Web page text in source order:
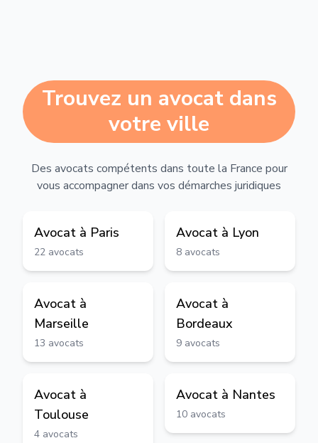
Trouvez un avocat dans
votre ville
Des avocats compétents dans toute la France pour
vous accompagner dans vos démarches juridiques
Avocat à Paris
22 avocats
Avocat à Lyon
8 avocats
Avocat à
Marseille
13 avocats
Avocat à
Bordeaux
9 avocats
Avocat à
Toulouse
4 avocats
Avocat à Nantes
10 avocats